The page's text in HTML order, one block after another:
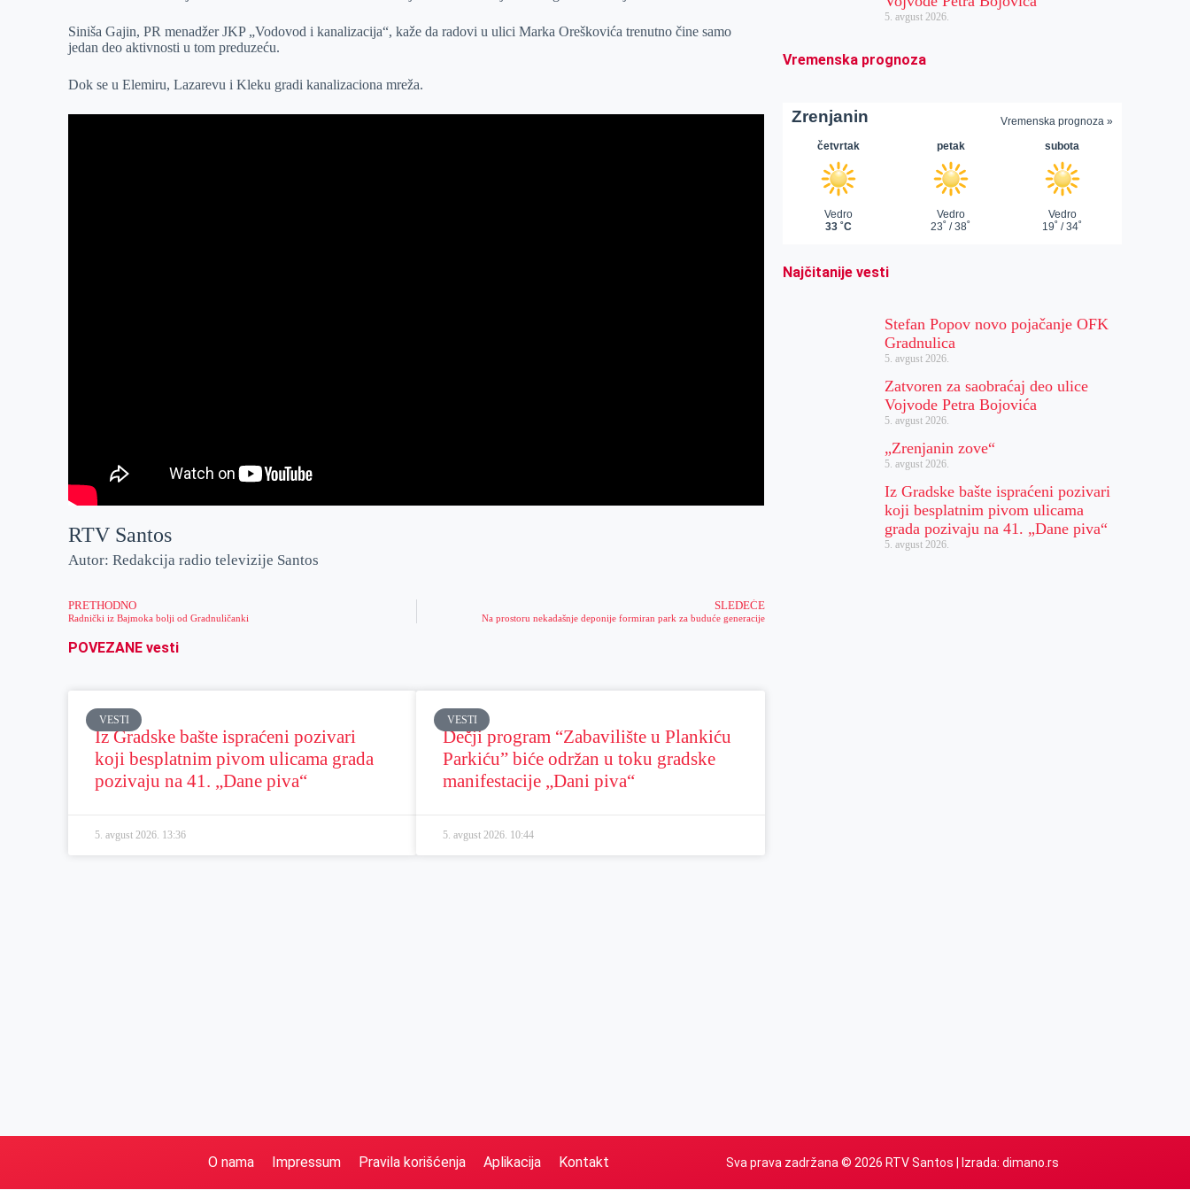
p
l
Siniša Gajin, PR menadžer JKP „Vodovod i kanalizacija“, kaže da radovi u ulici Marka Oreškovića trenutno čine samo
jedan deo aktivnosti u tom preduzeću.
Dok se u Elemiru, Lazarevu i Kleku gradi kanalizaciona mreža.
RTV Santos
Autor: Redakcija radio televizije Santos
PRETHODNO
Radnički iz Bajmoka bolji od Gradnuličanki
SLEDEĆE
Na prostoru nekadašnje deponije formiran park za buduće generacije
POVEZANE vesti
VESTI
Iz Gradske bašte ispraćeni pozivari
koji besplatnim pivom ulicama grada
pozivaju na 41. „Dane piva“
5. avgust 2026. 13:36
VESTI
Dečji program “Zabavilište u Plankiću
Parkiću” biće održan u toku gradske
manifestacije „Dani piva“
5. avgust 2026. 10:44
5. avgust 2026.
Vremenska prognoza
Najčitanije vesti
Stefan Popov novo pojačanje OFK
Gradnulica
5. avgust 2026.
Zatvoren za saobraćaj deo ulice
Vojvode Petra Bojovića
5. avgust 2026.
„Zrenjanin zove“
5. avgust 2026.
Iz Gradske bašte ispraćeni pozivari
koji besplatnim pivom ulicama
grada pozivaju na 41. „Dane piva“
5. avgust 2026.
O nama Impressum Pravila korišćenja Aplikacija Kontakt Sva prava zadržana © 2026 RTV Santos | Izrada: dimano.rs